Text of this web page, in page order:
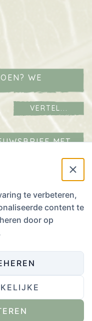
WE
VERTEL...
MET
, ontwerp door Zender
te verbeteren,
content te
door op